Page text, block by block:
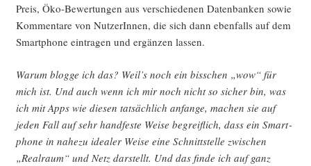
Preis, Öko-Bewer­tun­gen aus ver­schie­de­nen Daten­ban­ken sowie
Kom­men­ta­re von Nut­ze­rIn­nen, die sich dann eben­falls auf dem
Smart­phone ein­tra­gen und ergän­zen lassen.
War­um blog­ge ich das? Weil’s noch ein biss­chen „wow“ für
mich ist. Und auch wenn ich mir noch nicht so sicher bin, was
ich mit Apps wie die­sen tat­säch­lich anfan­ge, machen sie auf
jeden Fall auf sehr hand­fes­te Wei­se begreif­lich, dass ein Smart­
phone in nahe­zu idea­ler Wei­se eine Schnitt­stel­le zwi­schen
„Real­raum“ und Netz dar­stellt. Und das fin­de ich auf ganz